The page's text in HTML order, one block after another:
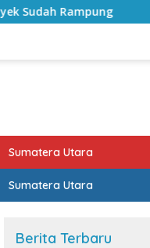
Bulan
Sumatera Utara
Sumatera Utara
Berita Terbaru